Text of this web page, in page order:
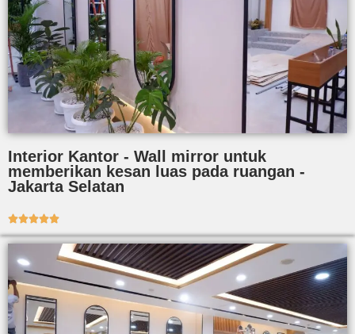
Interior Kantor - Wall mirror untuk
memberikan kesan luas pada ruangan -
Jakarta Selatan
